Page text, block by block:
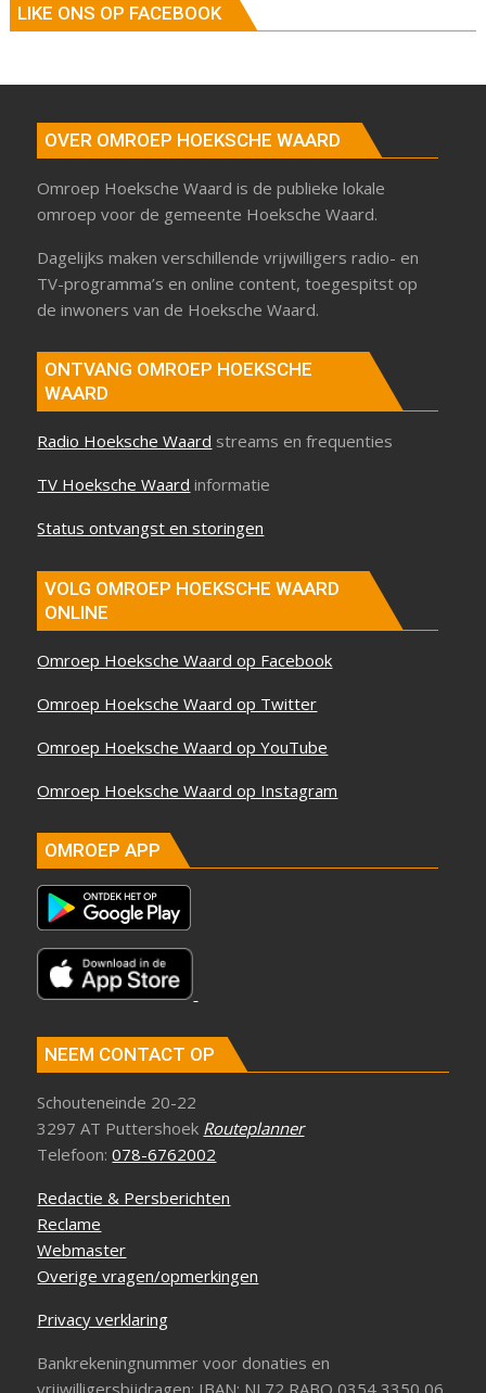
LIKE ONS OP FACEBOOK
OVER OMROEP HOEKSCHE WAARD
Omroep Hoeksche Waard is de publieke lokale
omroep voor de gemeente Hoeksche Waard.
Dagelijks maken verschillende vrijwilligers radio- en
TV-programma’s en online content, toegespitst op
de inwoners van de Hoeksche Waard.
ONTVANG OMROEP HOEKSCHE
WAARD
Radio Hoeksche Waard streams en frequenties
TV Hoeksche Waard informatie
Status ontvangst en storingen
VOLG OMROEP HOEKSCHE WAARD
ONLINE
Omroep Hoeksche Waard op Facebook
Omroep Hoeksche Waard op Twitter
Omroep Hoeksche Waard op YouTube
Omroep Hoeksche Waard op Instagram
OMROEP APP
NEEM CONTACT OP
Schouteneinde 20-22
3297 AT Puttershoek Routeplanner
Telefoon:078-6762002
Redactie & Persberichten
Reclame
Webmaster
Overige vragen/opmerkingen
Privacy verklaring
Bankrekeningnummer voor donaties en
vrijwilligersbijdragen: IBAN: NL72 RABO 0354 3350 06